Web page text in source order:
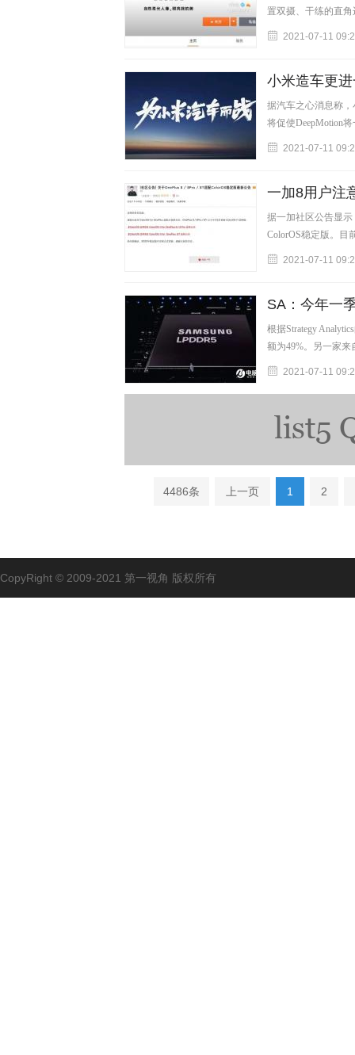
置双摄、干练的直
2021-07-11
小米造车更
据汽车之心消息称
将促使DeepMotion
2021-07-11
一加8用户注
据一加社区公告显示
ColorOS稳定版。目
2021-07-11
SA：今年一
根据Strategy
额为49%。另一家
2021-07-11
4486条 上一页 1 2
CopyRight © 2009-2021 第一视角 版权所有